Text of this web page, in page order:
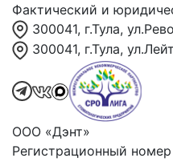
Фактический и
300041, г.Тула,
300041, г.Тула,
ООО «Дэнт»
Регистрационный